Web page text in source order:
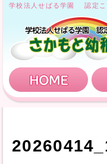
学校法人せばる学園 認定